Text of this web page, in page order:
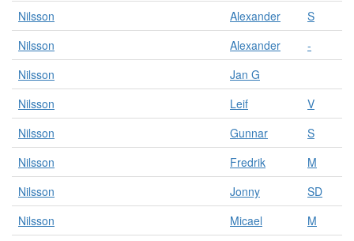
Nilsson
Alexander
S
Nilsson
Alexander
-
Nilsson
Jan G
Nilsson
Leif
V
Nilsson
Gunnar
S
Nilsson
Fredrik
M
Nilsson
Jonny
SD
Nilsson
Micael M